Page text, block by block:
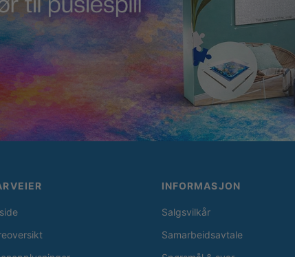
INFORMASJON
Salgsvilkår
Samarbeidsavtale